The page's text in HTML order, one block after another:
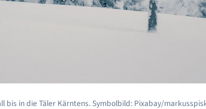
bis in die Täler Kärntens. Symbolbild: Pixabay/